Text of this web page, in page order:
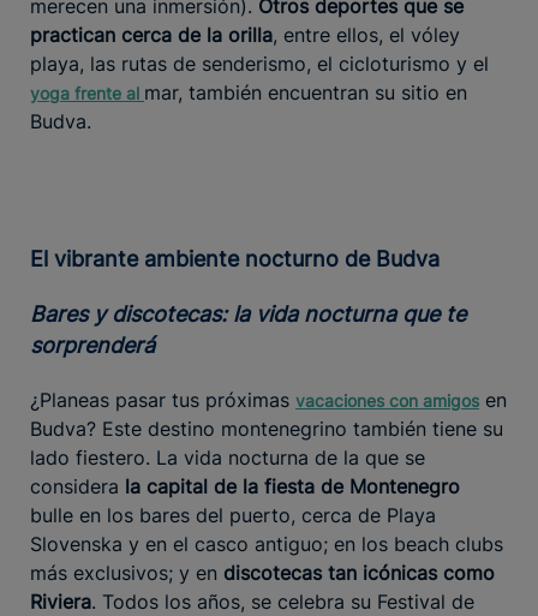
merecen una inmersión). Otros deportes que se
practican cerca de la orilla, entre ellos, el vóley
playa, las rutas de senderismo, el cicloturismo y el
yoga frente al mar, también encuentran su sitio en
Budva.
El vibrante ambiente nocturno de Budva
Bares y discotecas: la vida nocturna que te
sorprenderá
¿Planeas pasar tus próximas vacaciones con amigos en
Budva? Este destino montenegrino también tiene su
lado fiestero. La vida nocturna de la que se
considera la capital de la fiesta de Montenegro
bulle en los bares del puerto, cerca de Playa
Slovenska y en el casco antiguo; en los beach clubs
más exclusivos; y en discotecas tan icónicas como
Riviera. Todos los años, se celebra su Festival de